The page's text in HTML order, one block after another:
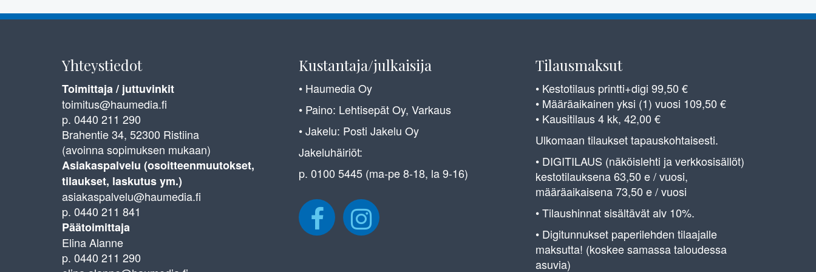
Yhteystiedot
Toimittaja / juttuvinkit
toimitus@haumedia.fi
p. 0440 211 290
Brahentie 34, 52300 Ristiina
(avoinna sopimuksen mukaan)
Asiakaspalvelu (osoitteenmuutokset,
tilaukset, laskutus ym.)
asiakaspalvelu@haumedia.fi
p. 0440 211 841
Päätoimittaja
Elina Alanne
p. 0440 211 290
Kustantaja/julkaisija
• Haumedia Oy
• Paino: Lehtisepät Oy, Varkaus
• Jakelu: Posti Jakelu Oy
Jakeluhäiriöt:
p. 0100 5445 (ma-pe 8-18, la 9-16)
Tilausmaksut
• Kestotilaus printti+digi 99,50 €
• Määräaikainen yksi (1) vuosi 109,50 €
• Kausitilaus 4 kk, 42,00 €
Ulkomaan tilaukset tapauskohtaisesti.
• DIGITILAUS (näköislehti ja verkkosisällöt)
kestotilauksena 63,50 e / vuosi,
määräaikaisena 73,50 e / vuosi
• Tilaushinnat sisältävät alv 10%.
• Digitunnukset paperilehden tilaajalle
maksutta! (koskee samassa taloudessa
asuvia)